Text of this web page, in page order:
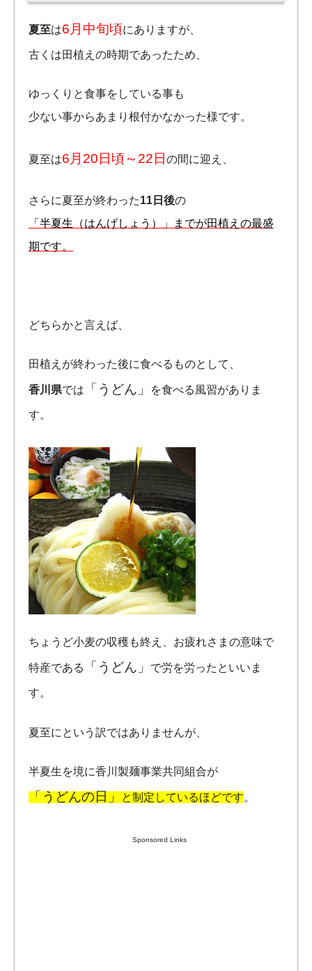
夏至は6月中旬頃にありますが、
古くは田植えの時期であったため、
ゆっくりと食事をしている事も
少ない事からあまり根付かなかった様です。
夏至は6月20日頃～22日の間に迎え、
さらに夏至が終わった11日後の
「半夏生（はんげしょう）」までが田植えの最盛
期です。
どちらかと言えば、
田植えが終わった後に食べるものとして、
香川県では 「うどん」 を食べる風習がありま
す。
ちょうど小麦の収穫も終え、お疲れさまの意味で
特産である 「うどん」 で労を労ったといいま
す。
夏至にという訳ではありませんが、
半夏生を境に香川製麺事業共同組合が
「うどんの日」 と制定しているほどです。
Sponsored Links